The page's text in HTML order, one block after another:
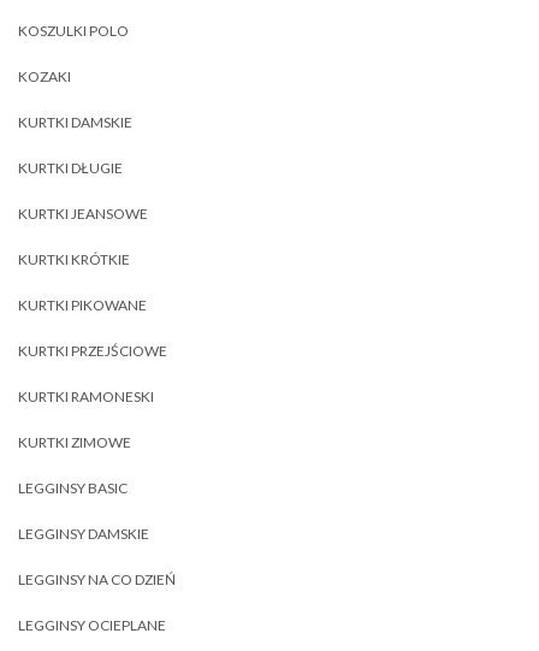
KOSZULKI POLO
KOZAKI
KURTKI DAMSKIE
KURTKI DŁUGIE
KURTKI JEANSOWE
KURTKI KRÓTKIE
KURTKI PIKOWANE
KURTKI PRZEJŚCIOWE
KURTKI RAMONESKI
KURTKI ZIMOWE
LEGGINSY BASIC
LEGGINSY DAMSKIE
LEGGINSY NA CO DZIEŃ
LEGGINSY OCIEPLANE